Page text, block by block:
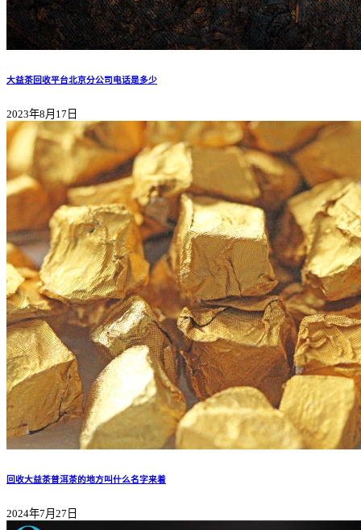
大益茶回收平台北京分公司电话是多少
2023年8月17日
回收大益茶普洱茶的地方叫什么名字来着
2024年7月27日